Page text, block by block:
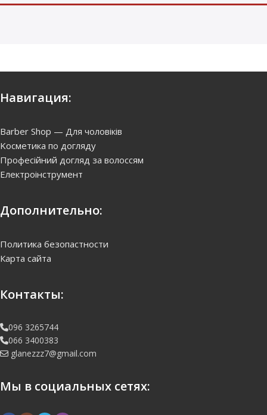
Навигация:
Barber Shop — Для чоловіків
Kосметика по догляду
Професійний догляд за волоссям
Електроінструмент
Дополнительно:
Политика безопастности
Карта сайта
Контакты:
096 3265744
066 3400383
glanezzz7@gmail.com
Мы в социальных сетях: